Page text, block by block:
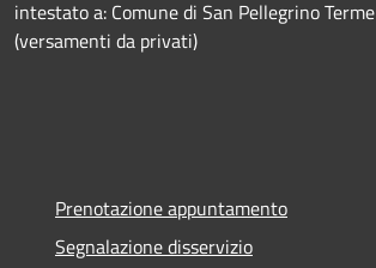
intestato a: Comune di San Pellegrino Terme
(versamenti da privati)
Prenotazione appuntamento
Segnalazione disservizio